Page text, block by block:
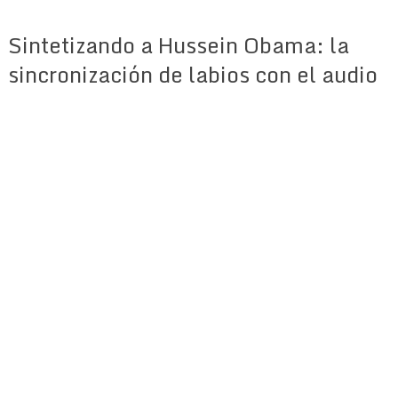
Sintetizando a Hussein Obama: la
sincronización de labios con el audio